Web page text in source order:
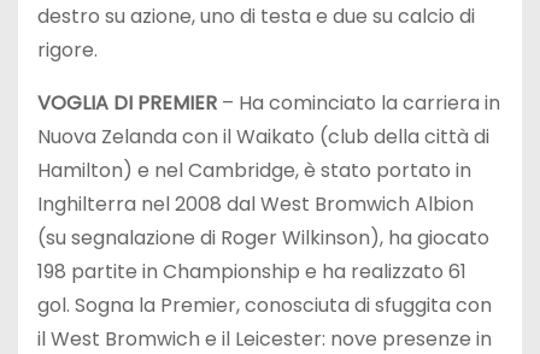
destro su azione, uno di testa e due su calcio di
rigore.
VOGLIA DI PREMIER – Ha cominciato la carriera in
Nuova Zelanda con il Waikato (club della città di
Hamilton) e nel Cambridge, è stato portato in
Inghilterra nel 2008 dal West Bromwich Albion
(su segnalazione di Roger Wilkinson), ha giocato
198 partite in Championship e ha realizzato 61
gol. Sogna la Premier, conosciuta di sfuggita con
il West Bromwich e il Leicester: nove presenze in